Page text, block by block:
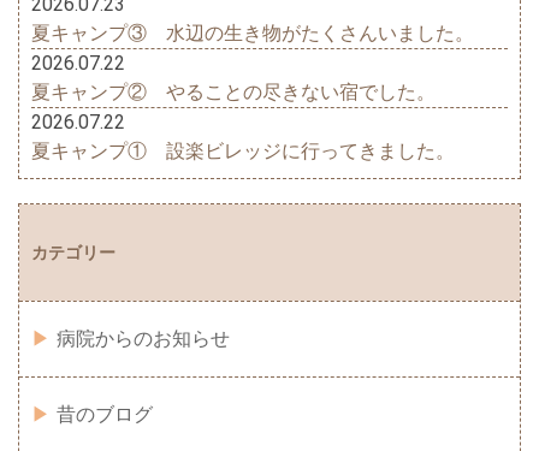
夏キャンプ③ 水辺の生き物がたくさんいました。
2026.07.22
夏キャンプ② やることの尽きない宿でした。
2026.07.22
夏キャンプ① 設楽ビレッジに行ってきました。
カテゴリー
病院からのお知らせ
昔のブログ